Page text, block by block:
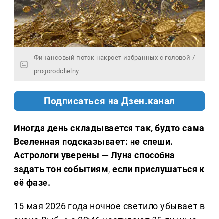
Финансовый поток накроет избранных с головой /
progorodchelny
Подписаться на Дзен.канал
Иногда день складывается так, будто сама
Вселенная подсказывает: не спеши.
Астрологи уверены — Луна способна
задать тон событиям, если прислушаться к
её фазе.
15 мая 2026 года ночное светило убывает в